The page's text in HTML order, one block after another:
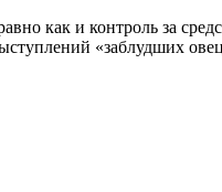
как и контроль за
«заблудших